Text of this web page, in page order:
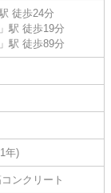
徒歩24分
」駅 徒歩19分
」駅 徒歩89分
年)
ンクリート